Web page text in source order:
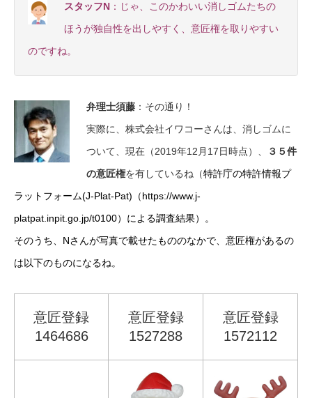
スタッフN ：じゃ、このかわいい消しゴムたちの
ほうが独自性を出しやすく、意匠権を取りやすい
のですね。
弁理士須藤 ：その通り！
実際に、株式会社イワコーさんは、消しゴムに
ついて、現在（2019年12月17日時点）、
３５件
の意匠権を有しているね（特許庁の特許情報プ
ラットフォーム(J-Plat-Pat)（https://www.j-
platpat.inpit.go.jp/t0100）による調査結果）。
そのうち、Nさんが写真で載せたもののなかで、意匠権があるの
は以下のものになるね。
意匠登録
1464686
意匠登録
1527288
意匠登録
1572112